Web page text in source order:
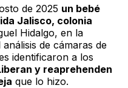
de 2025 un bebé
Jalisco, colonia
Hidalgo, en la
de cámaras de
identificaron a los
y reaprehenden
que lo hizo.